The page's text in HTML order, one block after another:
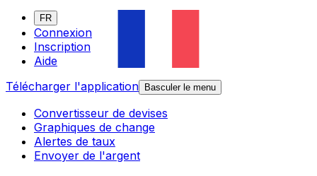
FR
Connexion
Inscription
Aide
Télécharger l'application
Basculer le menu
Convertisseur de devises
Graphiques de change
Alertes de taux
Envoyer de l'argent